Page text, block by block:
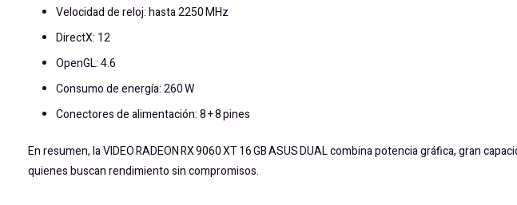
Velocidad de reloj: hasta 2250 MHz
DirectX: 12
OpenGL: 4.6
Consumo de energía: 260 W
Conectores de alimentación: 8 + 8 pines
En resumen, la VIDEO RADEON RX 9060 XT 16 GB ASUS DUAL combina potencia gráfica, gran
quienes buscan rendimiento sin compromisos.